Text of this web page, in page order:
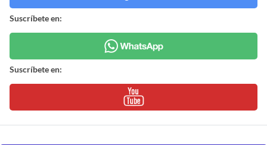
Suscríbete en:
Suscríbete en: